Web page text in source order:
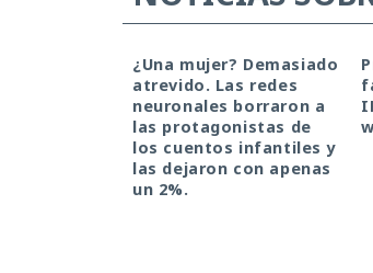
¿Una mujer? Demasiado
atrevido. Las redes
neuronales borraron a
las protagonistas de
los cuentos infantiles y
las dejaron con apenas
un 2%.